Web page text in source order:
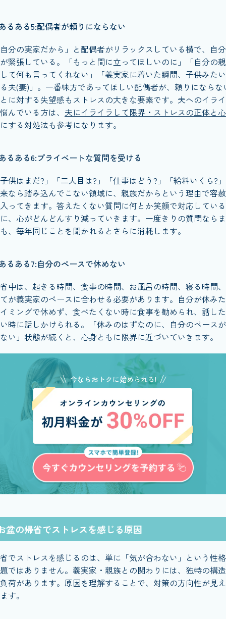
るある5:配偶者が頼りにならない
自分の実家だから」と配偶者がリラックスしている横で、自
緊張している。「もっと間に立ってほしいのに」「自分の
て何も言ってくれない」「義実家に着いた瞬間、子供みた
夫(妻)」。一番味方であってほしい配偶者が、頼りにならな
に対する失望感もストレスの大きな要素です。夫へのイラ
んでいる方は、 夫にイライラして限界・ストレスの正体と
する対処法も参考になります。
るある6:プライベートな質問を受ける
子供はまだ?」「二人目は?」「仕事はどう?」「給料いくら?」
なら踏み込んでこない領域に、親族だからという理由で容
入ってきます。答えたくない質問に何とか笑顔で対応している
、心がどんどんすり減っていきます。一度きりの質問なら
、毎年同じことを聞かれるとさらに消耗します。
るある7:自分のペースで休めない
中は、起きる時間、食事の時間、お風呂の時間、寝る時間
が義実家のペースに合わせる必要があります。自分が休み
ミングで休めず、食べたくない時に食事を勧められ、話した
時に話しかけられる。「休みのはずなのに、自分のペース
い」状態が続くと、心身ともに限界に近づいていきます。
今ならおトクに始められる!
盆の帰省でストレスを感じる原因
でストレスを感じるのは、単に「気が合わない」という性
ではありません。義実家・親族との関わりには、独特の構
荷があります。原因を理解することで、対策の方向性が見
す。